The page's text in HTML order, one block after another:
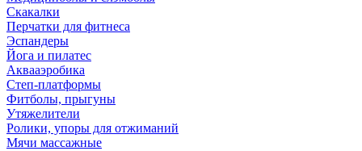
Скакалки
Перчатки для фитнеса
Эспандеры
Йога и пилатес
Аквааэробика
Степ-платформы
Фитболы, прыгуны
Утяжелители
Ролики, упоры для отжиманий
Мячи массажные